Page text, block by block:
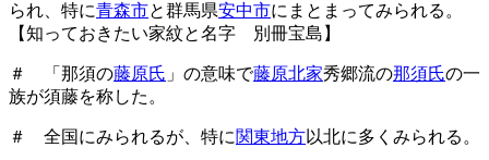
られ、特に青森市と群馬県安中市にまとまってみられる。
【知っておきたい家紋と名字 別冊宝島】
＃ 「那須の藤原氏 」の意味で藤原北家秀郷流の那須氏の一
族が須藤を称した。
＃ 全国にみられるが、特に関東地方以北に多くみられる。